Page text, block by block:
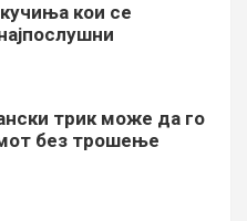
кои се
трик може да го
без трошење